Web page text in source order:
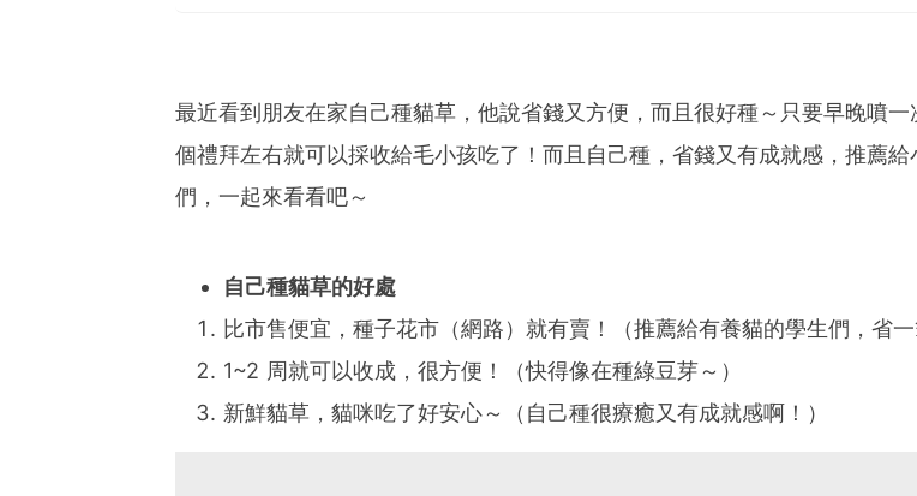
最近看到朋友在家自己種貓草，他說省錢又方便，而且很好種～只要早晚噴
個禮拜左右就可以採收給毛小孩吃了！而且自己種，省錢又有成就感，推薦給
們，一起來看看吧～
自己種貓草的好處
比市售便宜，種子花市（網路）就有賣！（推薦給有養貓的學生們，省一
1~2 周就可以收成，很方便！（快得像在種綠豆芽～）
新鮮貓草，貓咪吃了好安心～（自己種很療癒又有成就感啊！）